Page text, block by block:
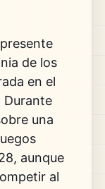
de los
en el
Durante
una
aunque
al